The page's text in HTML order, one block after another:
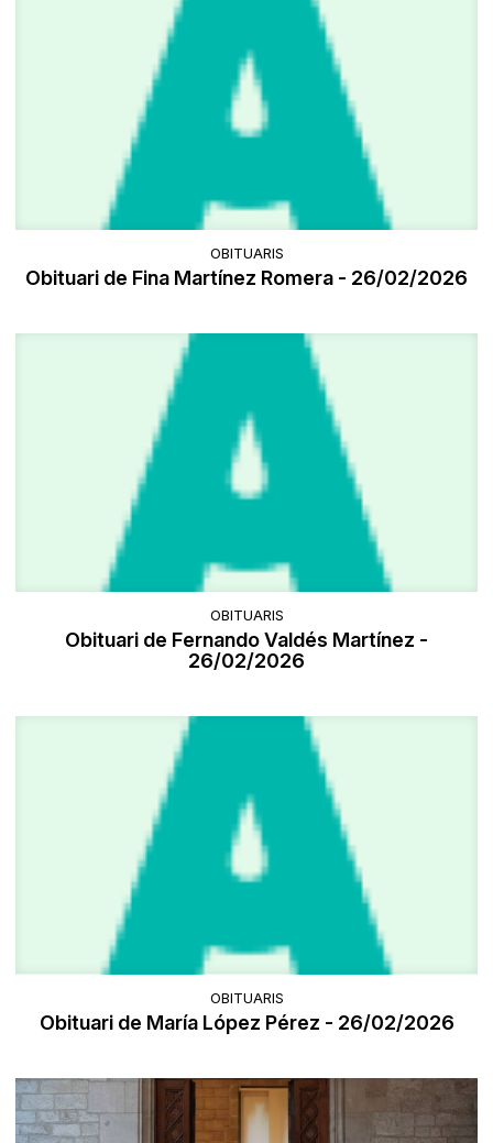
OBITUARIS
Obituari de Fina Martínez Romera - 26/02/2026
OBITUARIS
Obituari de Fernando Valdés Martínez -
26/02/2026
OBITUARIS
Obituari de María López Pérez - 26/02/2026